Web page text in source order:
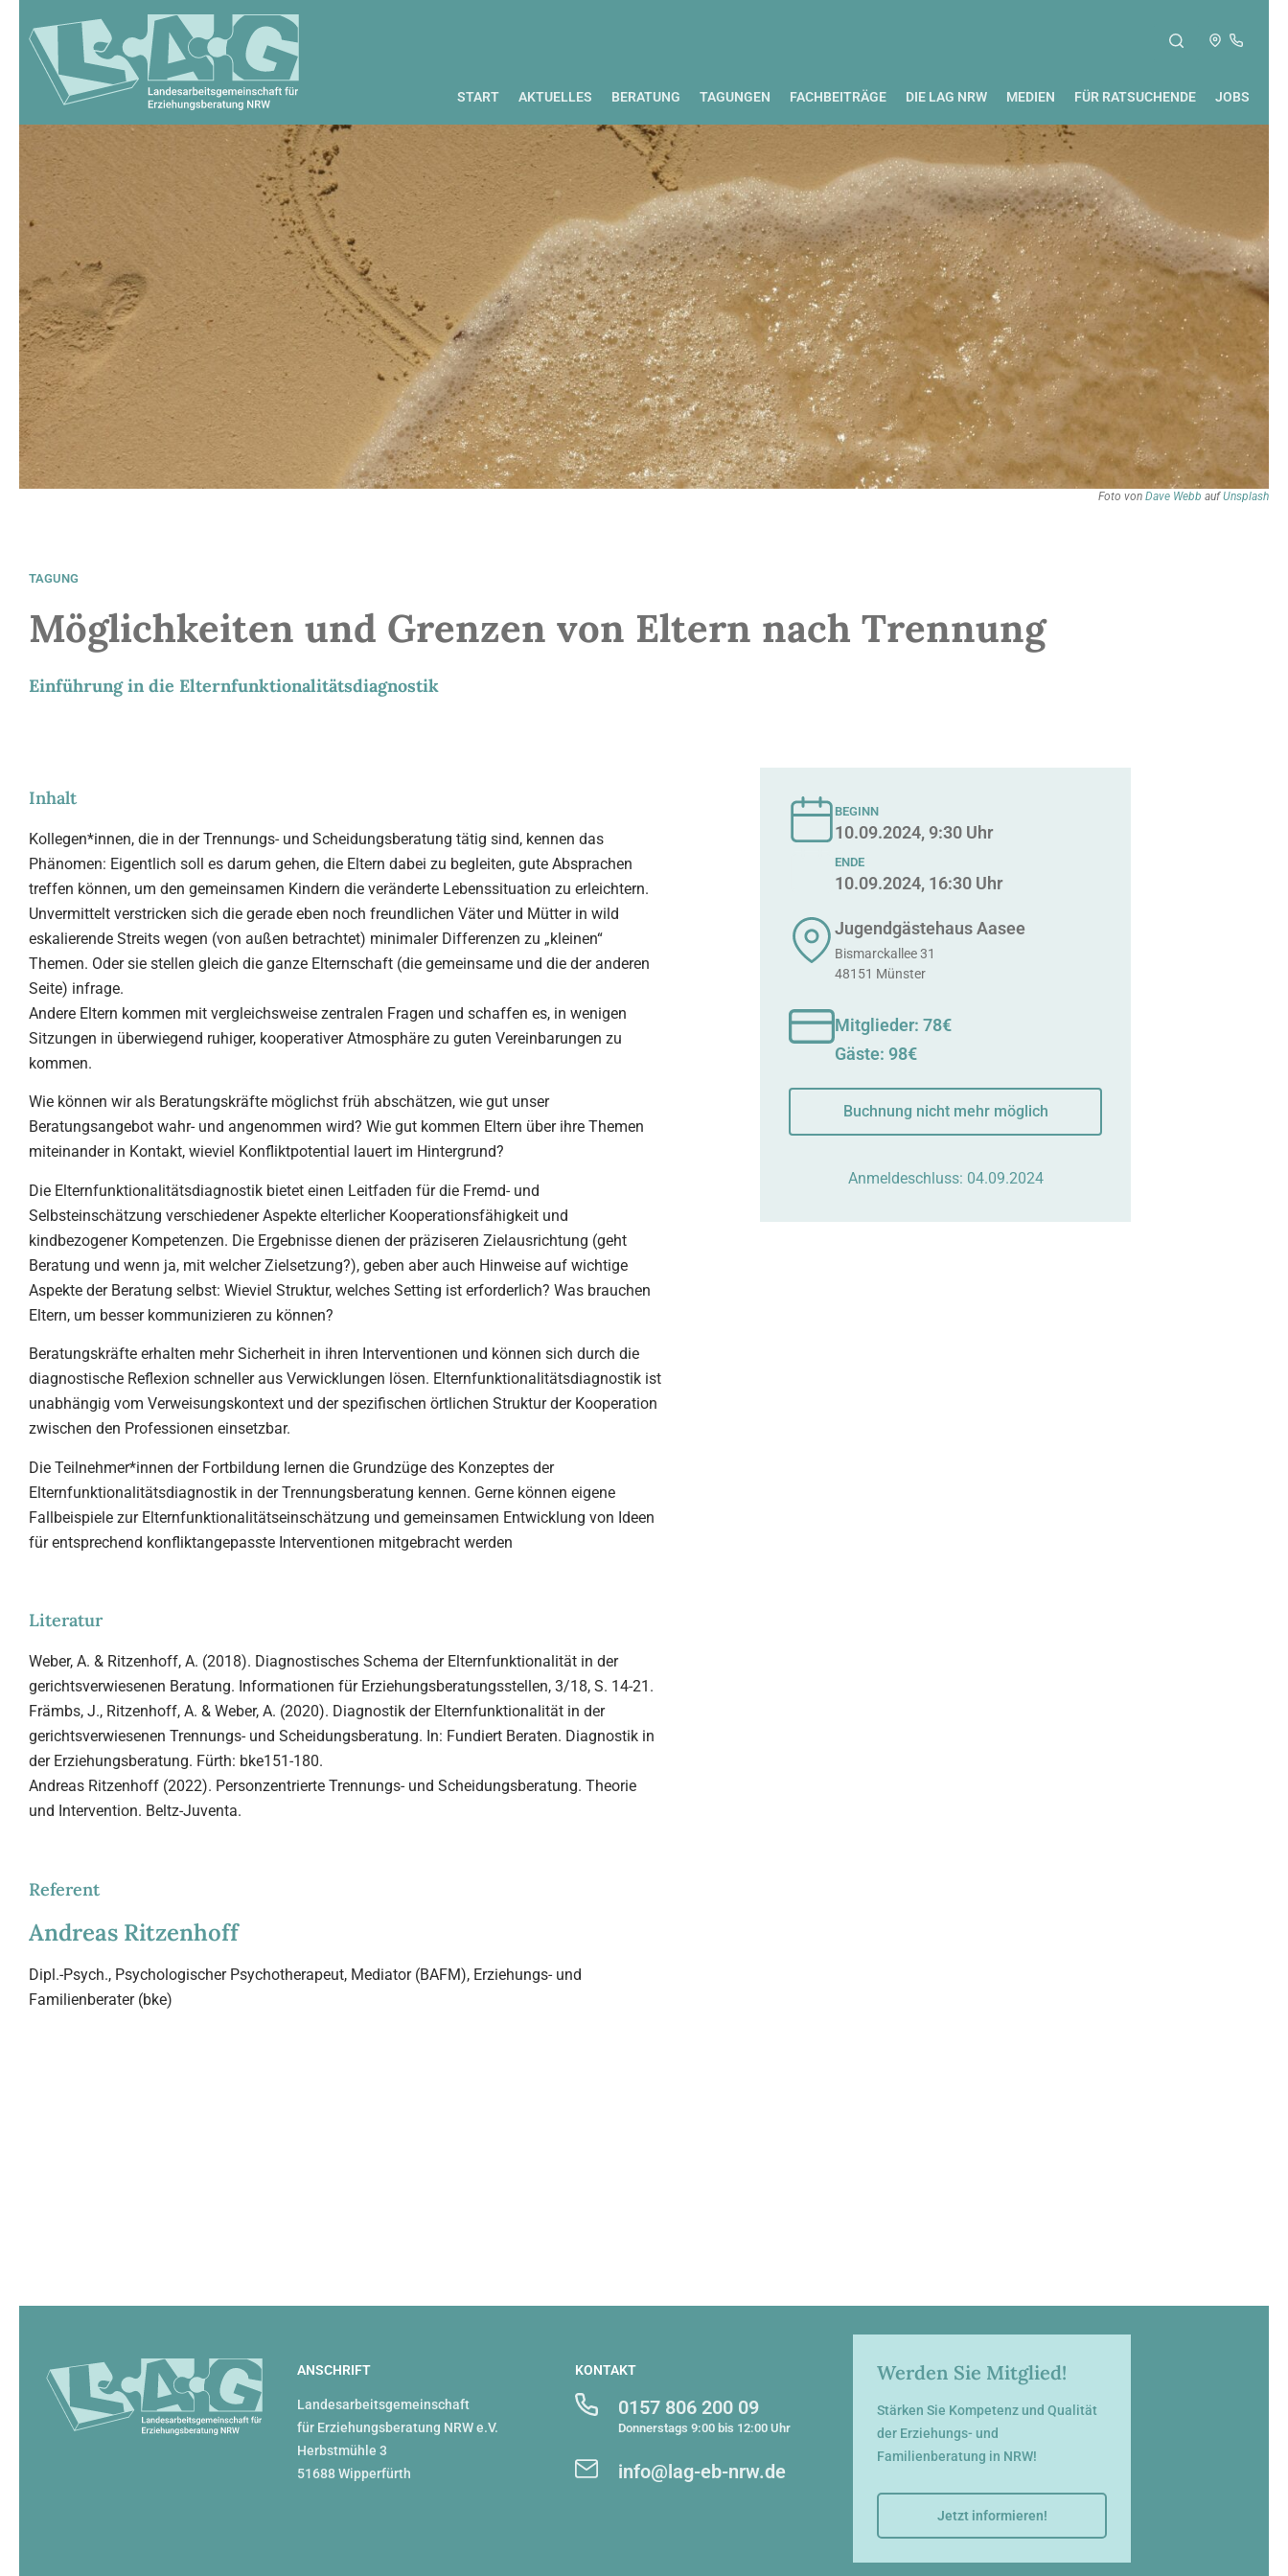
START AKTUELLES BERATUNG TAGUNGEN FACHBEITRÄGE DIE LAG NRW MEDIEN FÜR RATSUCHENDE JOBS
Foto von Dave Webb aufUnsplash
TAGUNG
Möglichkeiten und Grenzen von Eltern nach Trennung
Einführung in die Elternfunktionalitätsdiagnostik
Inhalt
Kollegen*innen, die in der Trennungs- und Scheidungsberatung tätig sind, kennen das
Phänomen: Eigentlich soll es darum gehen, die Eltern dabei zu begleiten, gute Absprachen
treffen können, um den gemeinsamen Kindern die veränderte Lebenssituation zu erleichtern.
Unvermittelt verstricken sich die gerade eben noch freundlichen Väter und Mütter in wild
eskalierende Streits wegen (von außen betrachtet) minimaler Differenzen zu „kleinen“
Themen. Oder sie stellen gleich die ganze Elternschaft (die gemeinsame und die der anderen
Seite) infrage.
Andere Eltern kommen mit vergleichsweise zentralen Fragen und schaffen es, in wenigen
Sitzungen in überwiegend ruhiger, kooperativer Atmosphäre zu guten Vereinbarungen zu
kommen.
Wie können wir als Beratungskräfte möglichst früh abschätzen, wie gut unser
Beratungsangebot wahr- und angenommen wird? Wie gut kommen Eltern über ihre Themen
miteinander in Kontakt, wieviel Konfliktpotential lauert im Hintergrund?
Die Elternfunktionalitätsdiagnostik bietet einen Leitfaden für die Fremd- und
Selbsteinschätzung verschiedener Aspekte elterlicher Kooperationsfähigkeit und
kindbezogener Kompetenzen. Die Ergebnisse dienen der präziseren Zielausrichtung (geht
Beratung und wenn ja, mit welcher Zielsetzung?), geben aber auch Hinweise auf wichtige
Aspekte der Beratung selbst: Wieviel Struktur, welches Setting ist erforderlich? Was brauchen
Eltern, um besser kommunizieren zu können?
Beratungskräfte erhalten mehr Sicherheit in ihren Interventionen und können sich durch die
diagnostische Reflexion schneller aus Verwicklungen lösen. Elternfunktionalitätsdiagnostik ist
unabhängig vom Verweisungskontext und der spezifischen örtlichen Struktur der Kooperation
zwischen den Professionen einsetzbar.
Die Teilnehmer*innen der Fortbildung lernen die Grundzüge des Konzeptes der
Elternfunktionalitätsdiagnostik in der Trennungsberatung kennen. Gerne können eigene
Fallbeispiele zur Elternfunktionalitätseinschätzung und gemeinsamen Entwicklung von Ideen
für entsprechend konfliktangepasste Interventionen mitgebracht werden
Literatur
Weber, A. & Ritzenhoff, A. (2018). Diagnostisches Schema der Elternfunktionalität in der
gerichtsverwiesenen Beratung. Informationen für Erziehungsberatungsstellen, 3/18, S. 14-21.
Främbs, J., Ritzenhoff, A. & Weber, A. (2020). Diagnostik der Elternfunktionalität in der
gerichtsverwiesenen Trennungs- und Scheidungsberatung. In: Fundiert Beraten. Diagnostik in
der Erziehungsberatung. Fürth: bke151-180.
Andreas Ritzenhoff (2022). Personzentrierte Trennungs- und Scheidungsberatung. Theorie
und Intervention. Beltz-Juventa.
Referent
Andreas Ritzenhoff
Dipl.-Psych., Psychologischer Psychotherapeut, Mediator (BAFM), Erziehungs- und
Familienberater (bke)
BEGINN
10.09.2024, 9:30 Uhr
ENDE
10.09.2024, 16:30 Uhr
Jugendgästehaus Aasee
Bismarckallee 31
48151 Münster
Mitglieder: 78€
Gäste: 98€
Buchnung nicht mehr möglich
Anmeldeschluss: 04.09.2024
ANSCHRIFT
Landesarbeitsgemeinschaft
für Erziehungsberatung NRW e.V.
Herbstmühle 3
51688 Wipperfürth
KONTAKT
0157 806 200 09
Donnerstags 9:00 bis 12:00 Uhr
info@lag-eb-nrw.de
Werden Sie Mitglied!
Stärken Sie Kompetenz und Qualität
der Erziehungs- und
Familienberatung in NRW!
Jetzt informieren!